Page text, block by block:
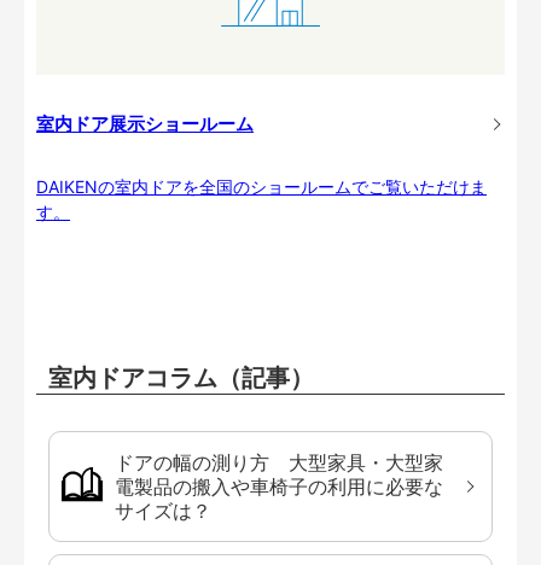
室内ドア展示ショールーム
DAIKENの室内ドアを全国のショールームでご覧いただけま
す。
室内ドアコラム（記事）
ドアの幅の測り方 大型家具・大型家
電製品の搬入や車椅子の利用に必要な
サイズは？